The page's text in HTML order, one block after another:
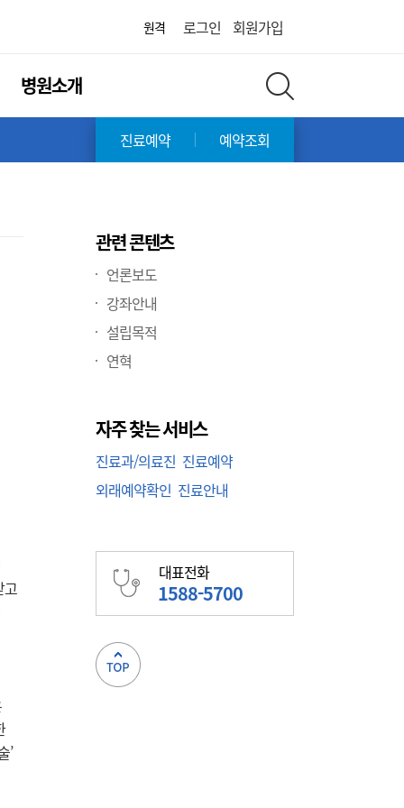
원격 로그인 회원가입
병원소개
진료예약 예약조회
고
’
관련 콘텐츠
언론보도
강좌안내
설립목적
연혁
자주 찾는 서비스
진료과/의료진 진료예약
외래예약확인 진료안내
대표전화
1588-5700